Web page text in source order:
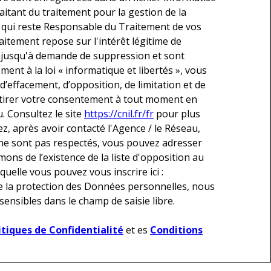
du traitement pour la gestion de la
reste Responsable du Traitement de vos
repose sur l'intérêt légitime de
demande de suppression et sont
à la loi « informatique et libertés », vous
d’opposition, de limitation et de
votre consentement à tout moment en
Consultez le site https://cnil.fr/fr pour plus
après avoir contacté l'Agence / le Réseau,
sont pas respectés, vous pouvez adresser
de l’existence de la liste d'opposition au
vous pouvez vous inscrire ici :
la protection des Données personnelles, nous
dans le champ de saisie libre.
de Confidentialité et es Conditions